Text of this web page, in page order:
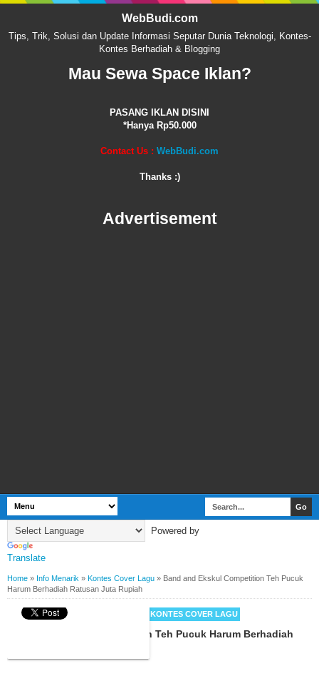
WebBudi.com
Tips, Trik, Solusi dan Update Informasi Seputar Dunia Teknologi, Kontes-
Kontes Berhadiah & Blogging
Mau Sewa Space Iklan?
PASANG IKLAN DISINI
*Hanya Rp50.000
Contact Us : WebBudi.com
Thanks :)
Advertisement
Powered by
Translate
Home » Info Menarik » Kontes Cover Lagu » Band and Ekskul Competition Teh Pucuk
Harum Berhadiah Ratusan Juta Rupiah
BYWEBBUDI.COM KONTES COVER LAGU
Band and Ekskul Competition Teh Pucuk Harum Berhadiah